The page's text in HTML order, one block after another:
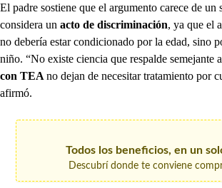
El padre sostiene que el argumento carece de
considera un acto de discriminación, ya que el
no debería estar condicionado por la edad, sino
niño. “No existe ciencia que respalde semejante
con TEA no dejan de necesitar tratamiento por
afirmó.
Todos los beneficios, en un
Descubrí donde te conviene